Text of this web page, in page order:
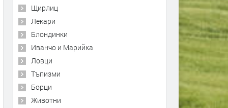
Щирлиц
Лекари
Блондинки
Иванчо и Марийка
Ловци
Тъпизми
Борци
Животни